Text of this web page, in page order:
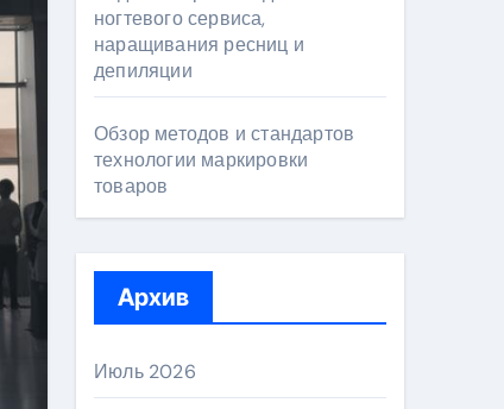
ногтевого сервиса,
наращивания ресниц и
депиляции
Обзор методов и стандартов
технологии маркировки
товаров
Архив
Июль 2026